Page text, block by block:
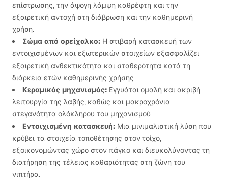
επίστρωσης, την άψογη λάμψη καθρέφτη και την
εξαιρετική αντοχή στη διάβρωση και την καθημερινή
χρήση.
Σώμα από ορείχαλκο: Η στιβαρή κατασκευή των
εντοιχισμένων και εξωτερικών στοιχείων εξασφαλίζει
εξαιρετική ανθεκτικότητα και σταθερότητα κατά τη
διάρκεια ετών καθημερινής χρήσης.
Κεραμικός μηχανισμός: Εγγυάται ομαλή και ακριβή
λειτουργία της λαβής, καθώς και μακροχρόνια
στεγανότητα ολόκληρου του μηχανισμού.
Εντοιχισμένη κατασκευή: Μια μινιμαλιστική λύση που
κρύβει τα στοιχεία τοποθέτησης στον τοίχο,
εξοικονομώντας χώρο στον πάγκο και διευκολύνοντας τη
διατήρηση της τέλειας καθαριότητας στη ζώνη του
νιπτήρα.